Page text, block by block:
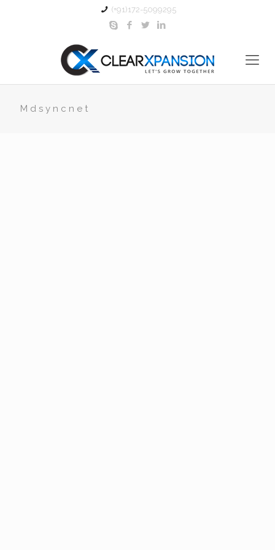
(+91)172-5099295
Mdsyncnet